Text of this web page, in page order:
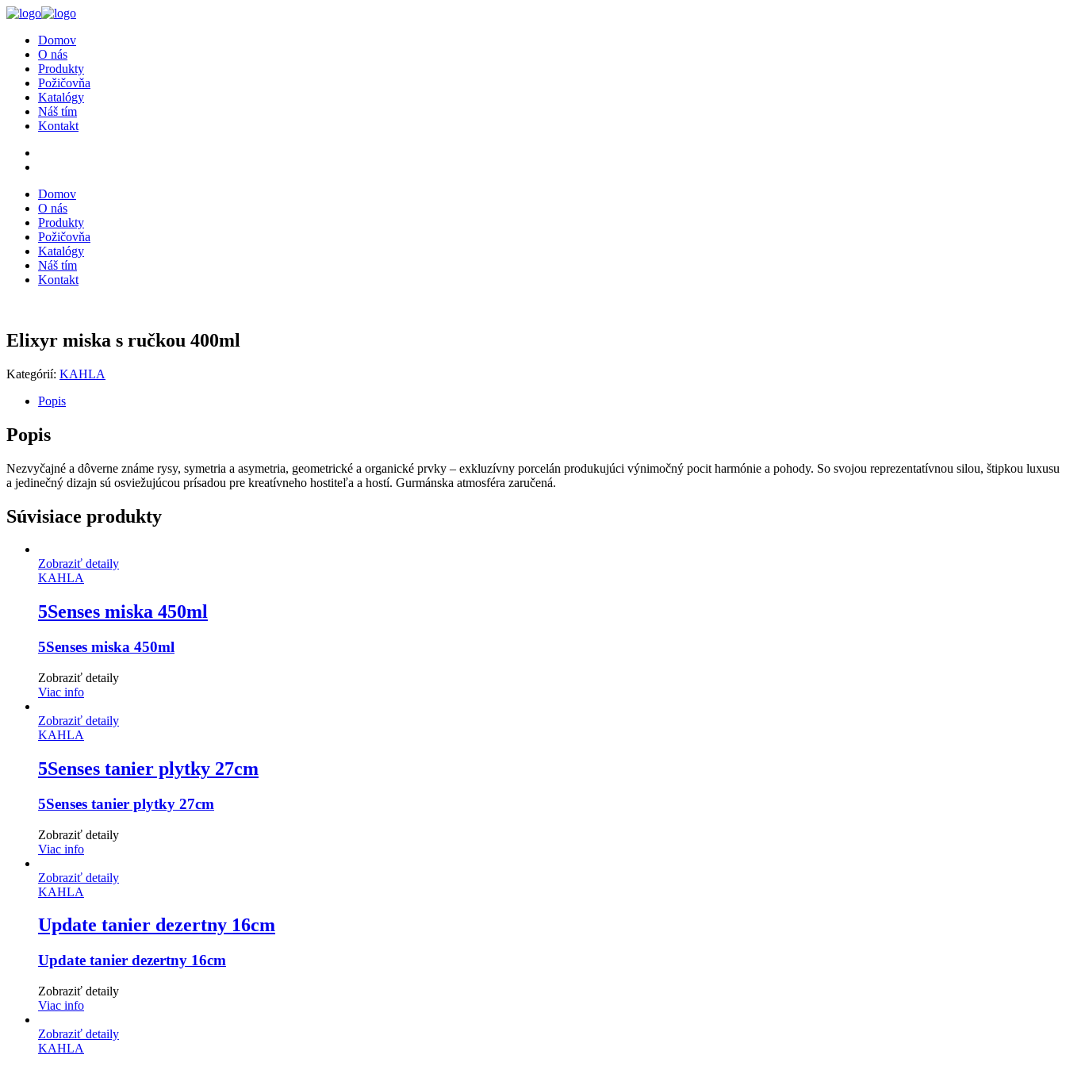
Domov
O nás
Produkty
Požičovňa
Katalógy
Náš tím
Kontakt
Domov
O nás
Produkty
Požičovňa
Katalógy
Náš tím
Kontakt
Elixyr miska s ručkou 400ml
Kategórií: KAHLA
Popis
Popis
Nezvyčajné a dôverne známe rysy, symetria a asymetria, geometrické a organické prvky – exkluzívny porcelán produkujúci výnimočný pocit harmónie a pohody. So svojou reprezentatívnou silou, štipkou luxusu
a jedinečný dizajn sú osviežujúcou prísadou pre kreatívneho hostiteľa a hostí. Gurmánska atmosféra zaručená.
Súvisiace produkty
Zobraziť detaily
KAHLA
5Senses miska 450ml
5Senses miska 450ml
Zobraziť detaily
Viac info
Zobraziť detaily
KAHLA
5Senses tanier plytky 27cm
5Senses tanier plytky 27cm
Zobraziť detaily
Viac info
Zobraziť detaily
KAHLA
Update tanier dezertny 16cm
Update tanier dezertny 16cm
Zobraziť detaily
Viac info
Zobraziť detaily
KAHLA